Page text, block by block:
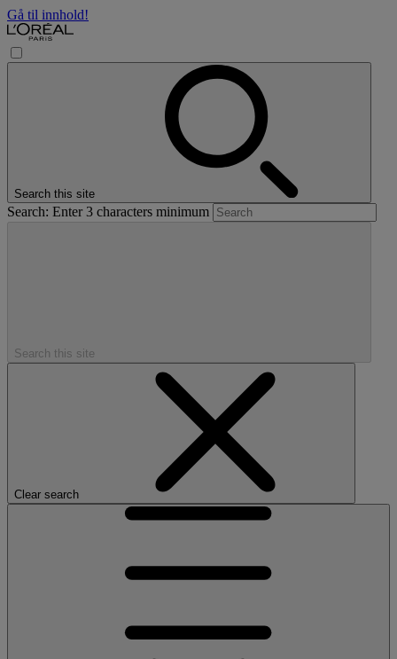
Gå til innhold!
Search this site
Search: Enter 3 characters minimum
Search this site
Clear search